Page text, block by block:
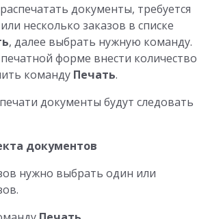
документы, требуется
несколько заказов в списке
, далее выбрать нужную команду.
форме внести количество
команду Печать.
документы будут следовать
документов
нужно выбрать один или